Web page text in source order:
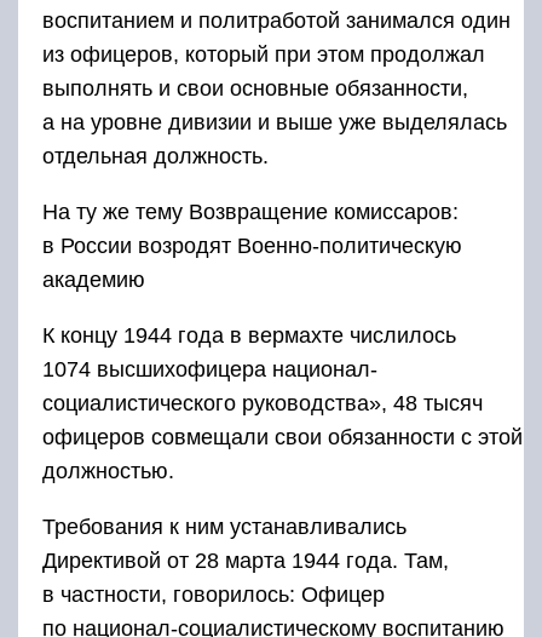
воспитанием и политработой занимался один
из офицеров, который при этом продолжал
выполнять и свои основные обязанности,
а на уровне дивизии и выше уже выделялась
отдельная должность.
На ту же тему Возвращение комиссаров:
в России возродят Военно-политическую
академию
К концу 1944 года в вермахте числилось
1074 высшихофицера национал-
социалистического руководства», 48 тысяч
офицеров совмещали свои обязанности с этой
должностью.
Требования к ним устанавливались
Директивой от 28 марта 1944 года. Там,
в частности, говорилось: Офицер
по национал-социалистическому воспитанию